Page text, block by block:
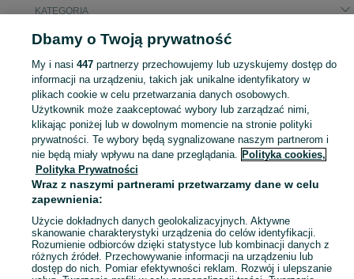
KATEGORIA
Popularne wyszukiwania
śruta
Sprzedaż artykułów rolniczych Gryfów Śląski ▶️ maszyny rolnicze, produkty rolne i inne ✅ Nowe i używane w dobrych cenach ✌ Znajdź oferty na OLX.pl! Zobacz
Mapa kategorii
Mapa miejscowości
Mapa ministron
Popularne wyszukiwania
Dbamy o Twoją prywatność
My i nasi 447partnerzy przechowujemy lub uzyskujemy dostęp do
informacji na urządzeniu, takich jak unikalne identyfikatory w
plikach cookie w celu przetwarzania danych osobowych.
Użytkownik może zaakceptować wybory lub zarządzać nimi,
klikając poniżej lub w dowolnym momencie na stronie polityki
prywatności. Te wybory będą sygnalizowane naszym partnerom i
nie będą miały wpływu na dane przeglądania. Polityka cookies,
Polityka Prywatności
Wraz z naszymi partnerami przetwarzamy dane w celu
zapewnienia:
Użycie dokładnych danych geolokalizacyjnych. Aktywne
skanowanie charakterystyki urządzenia do celów identyfikacji.
Rozumienie odbiorców dzięki statystyce lub kombinacji danych z
różnych źródeł. Przechowywanie informacji na urządzeniu lub
dostęp do nich. Pomiar efektywności reklam. Rozwój i ulepszanie